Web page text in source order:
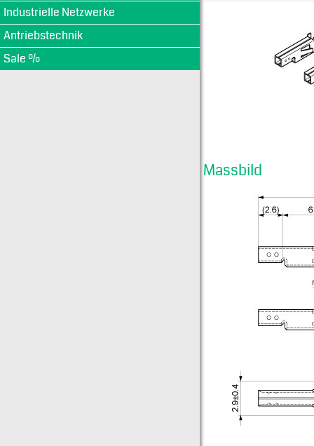
Industrielle Netzwerke
Antriebstechnik
Sale %
Massbild